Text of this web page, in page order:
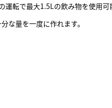
運転で最大1.5Lの飲み物を使用
な量を一度に作れます。